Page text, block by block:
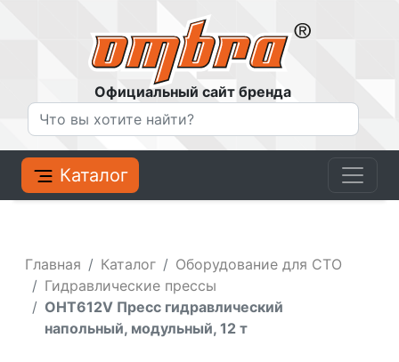
Официальный сайт бренда
Каталог
Главная Каталог
Оборудование для СТО
Гидравлические прессы
OHT612V Пресс гидравлический
напольный, модульный, 12 т